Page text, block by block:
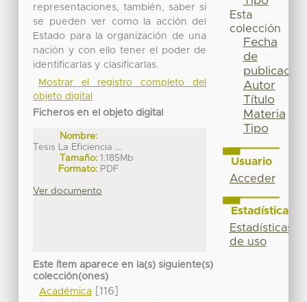
representaciones, también, saber si
se pueden ver como la acción del
Estado para la organización de una
nación y con ello tener el poder de
identificarlas y clasificarlas.
Mostrar el registro completo del
objeto digital
Ficheros en el objeto digital
Nombre:
Tesis La Eficiencia ...
Tamaño: 1.185Mb
Formato: PDF
Ver documento
Este ítem aparece en la(s) siguiente(s)
colección(ones)
Académica[116]
Esta
colección
Fecha
de
publicación
Autor
Título
Materia
Tipo
Usuario
Acceder
Estadísticas
Estadísticas
de uso